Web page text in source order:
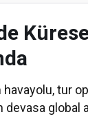
havayolu, tur
global